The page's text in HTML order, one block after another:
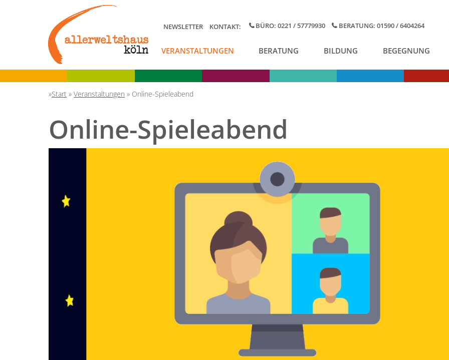
BÜRO: 0221 / 57779930 BERATUNG: 01590 / 6404264
NEWSLETTER KONTAKT:
VERANSTALTUNGEN BERATUNG BILDUNG BEGEGNUNG
Start » Veranstaltungen » Online-Spieleabend
Online-Spieleabend